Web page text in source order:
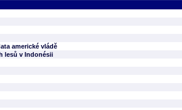
americké vládě
lesů v Indonésii